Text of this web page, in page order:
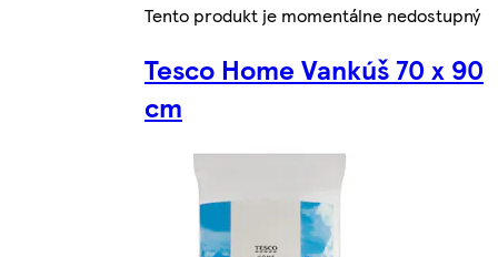
Tento produkt je momentálne nedostupný
Tesco Home Vankúš 70 x 90
cm